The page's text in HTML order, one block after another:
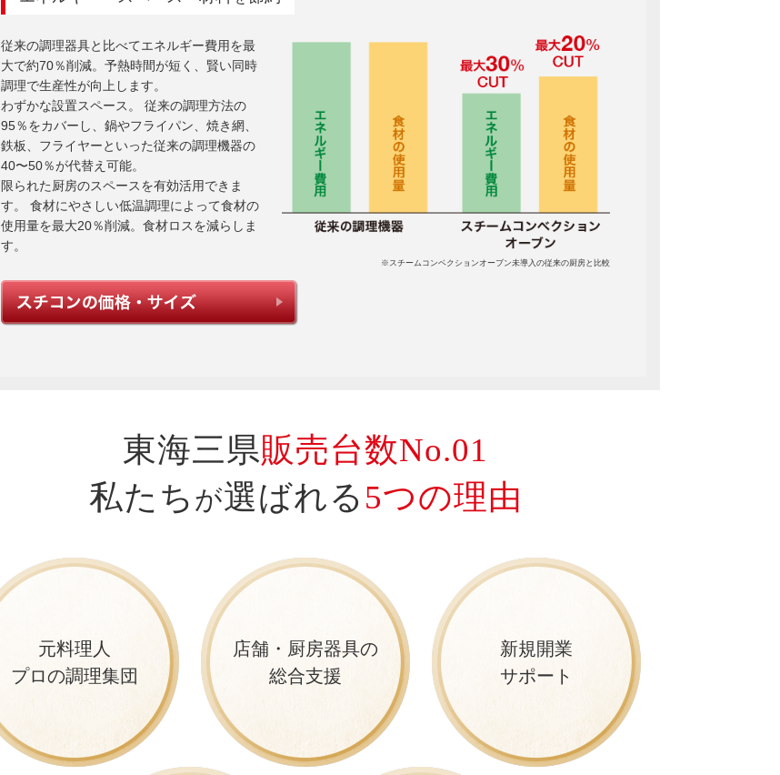
従来の調理器具と比べてエネルギー費用を最
大で約70％削減。予熱時間が短く、賢い同時
調理で生産性が向上します。
わずかな設置スペース。 従来の調理方法の
95％をカバーし、鍋やフライパン、焼き網、
鉄板、フライヤーといった従来の調理機器の
40〜50％が代替え可能。
限られた厨房のスペースを有効活用できま
す。 食材にやさしい低温調理によって食材の
使用量を最大20％削減。食材ロスを減らしま
す。
※スチームコンベクションオーブン未導入の従来の厨房と比較
東海三県販売台数No.01
私たち が選ばれる 5つの理由
元料理人
プロの調理集団
店舗・厨房器具の
総合支援
新規開業
サポート